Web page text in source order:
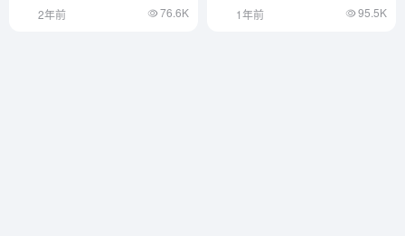
2年前 76.6K 1年前 95.5K